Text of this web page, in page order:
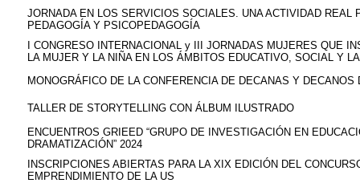
JORNADA EN LOS SERVICIOS SOCIALES. UNA ACTIVIDAD REAL
PEDAGOGÍA Y PSICOPEDAGOGÍA
I CONGRESO INTERNACIONAL y III JORNADAS MUJERES QUE
LA MUJER Y LA NIÑA EN LOS ÁMBITOS EDUCATIVO, SOCIAL Y
MONOGRÁFICO DE LA CONFERENCIA DE DECANAS Y DECANOS
TALLER DE STORYTELLING CON ÁLBUM ILUSTRADO
ENCUENTROS GRIEED “GRUPO DE INVESTIGACIÓN EN
DRAMATIZACIÓN” 2024
INSCRIPCIONES ABIERTAS PARA LA XIX EDICIÓN DEL
EMPRENDIMIENTO DE LA US